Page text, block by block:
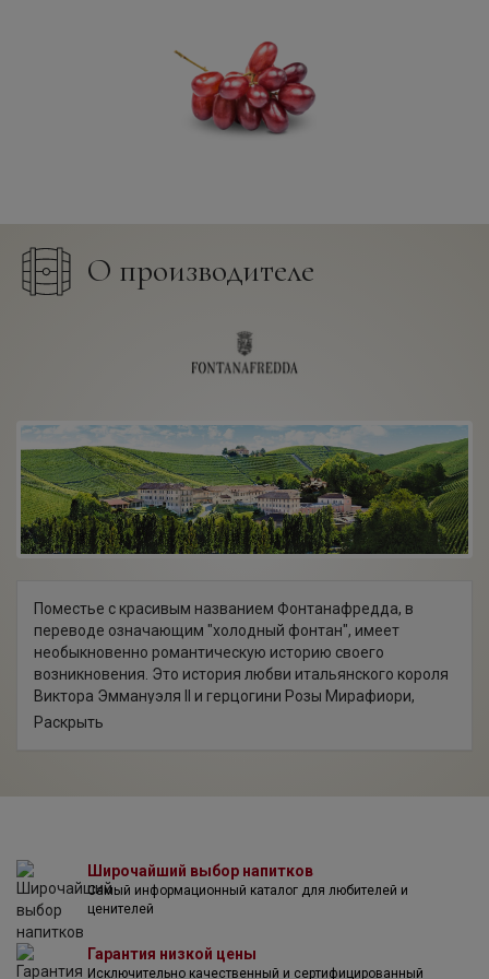
О производителе
Поместье с красивым названием Фонтанафредда, в
переводе означающим "холодный фонтан", имеет
необыкновенно романтическую историю своего
возникновения. Это история любви итальянского короля
Виктора Эммануэля II и герцогини Розы Мирафиори,
которая родилась дочерью солдата. Увидев юную
подарков короля своей возлюбленной был охотничий
заповедник Серралунга д’Альба. После смерти герцогини
его унаследовал ее сын — герцог Эммануэле Альберто
ди Мирафьори. Несмотря на все свое великолепие,
заповедник вряд ли мог прокормить сына монарха,
Раскрыть
Широчайший выбор напитков
Самый информационный каталог для любителей и
ценителей
Гарантия низкой цены
Исключительно качественный и сертифицированный